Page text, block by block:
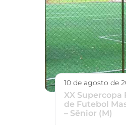
10 de agosto de
XX Supercopa
de Futebol
– Sênior (M)